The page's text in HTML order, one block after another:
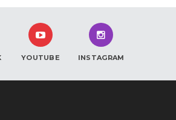
YOUTUBE INSTAGRAM